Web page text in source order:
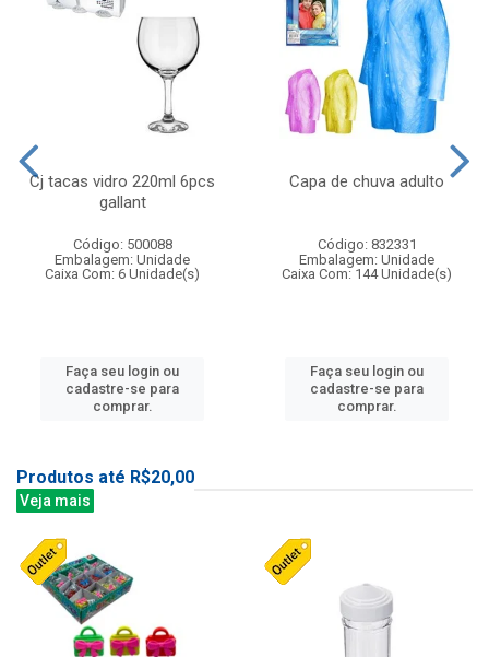
Cj tacas vidro 220ml 6pcs
gallant
Código: 500088
Embalagem: Unidade
Caixa Com: 6 Unidade(s)
Faça seu login ou
cadastre-se para
comprar.
Capa de chuva adulto
Código: 832331
Embalagem: Unidade
Caixa Com: 144 Unidade(s)
Faça seu login ou
cadastre-se para
comprar.
Produtos até R$20,00
Veja mais